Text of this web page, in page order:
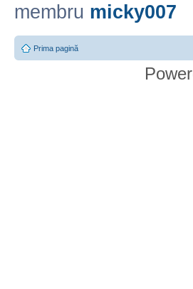
membru micky007
Prima pagină